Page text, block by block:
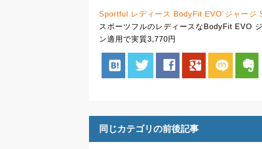
Sportful レディース BodyFit EVO ジャージ
スポーツフルのレディースなBodyFit EVO
ン適用で実質3,770円
hatenabookmark twitter facebook google mixi evernote
同じカテゴリの前後記事